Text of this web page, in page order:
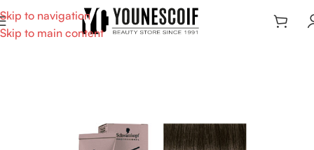
Skip to navigation
Skip to main content